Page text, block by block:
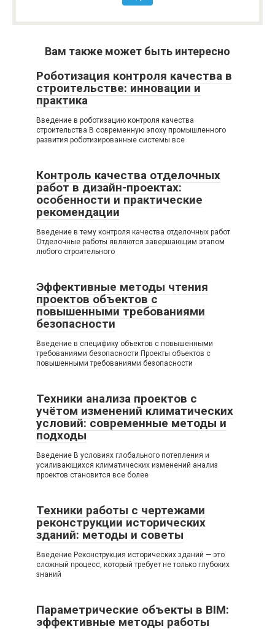
Вам также может быть интересно
Роботизация контроля качества в
строительстве: инновации и
практика
Введение в роботизацию контроля качества
строительства В современную эпоху промышленного
развития роботизированные системы все
Контроль качества отделочных
работ в дизайн-проектах:
особенности и практические
рекомендации
Введение в тему контроля качества отделочных работ
Отделочные работы являются завершающим этапом
любого строительного
Эффективные методы чтения
проектов объектов с
повышенными требованиями
безопасности
Введение в специфику объектов с повышенными
требованиями безопасности Проекты объектов с
повышенными требованиями безопасности
Техники анализа проектов с
учётом изменений климатических
условий: современные методы и
подходы
Введение В условиях глобального потепления и
усиливающихся климатических изменений анализ
проектов становится все более
Техники работы с чертежами
реконструкции исторических
зданий: методы и советы
Введение Реконструкция исторических зданий — это
сложный процесс, который требует не только глубоких
знаний
Параметрические объекты в BIM:
эффективные методы работы